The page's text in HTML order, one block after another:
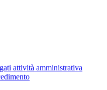
attività amministrativa